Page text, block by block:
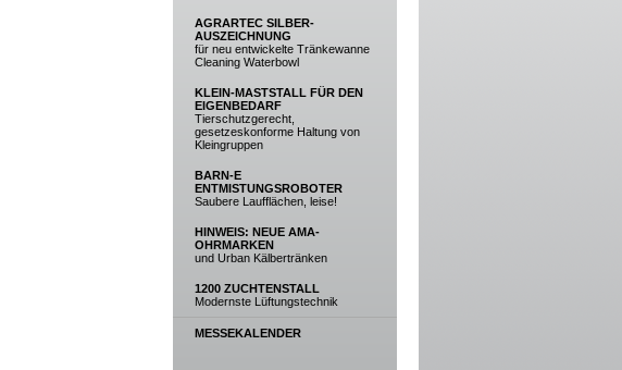
AGRARTEC SILBER-
AUSZEICHNUNG
für neu entwickelte Tränkewanne
Cleaning Waterbowl
KLEIN-MASTSTALL FÜR DEN
EIGENBEDARF
Tierschutzgerecht,
gesetzeskonforme Haltung von
Kleingruppen
BARN-E
ENTMISTUNGSROBOTER
Saubere Laufflächen, leise!
HINWEIS: NEUE AMA-
OHRMARKEN
und Urban Kälbertränken
1200 ZUCHTENSTALL
Modernste Lüftungstechnik
MESSEKALENDER